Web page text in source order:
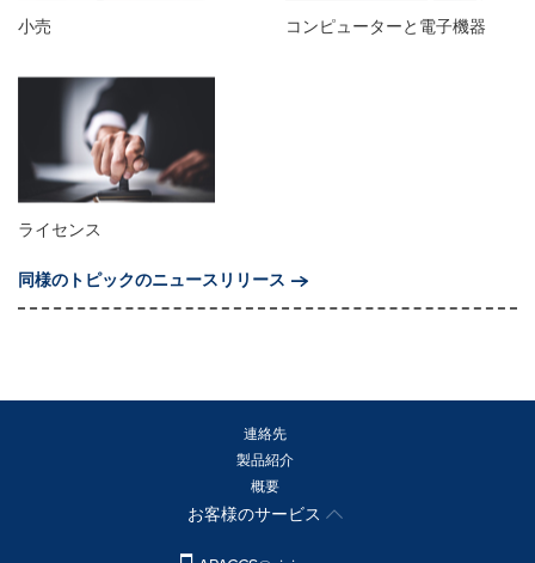
小売 コンピューターと電子機器
ライセンス
同様のトピックのニュースリリース
連絡先
製品紹介
概要
お客様のサービス